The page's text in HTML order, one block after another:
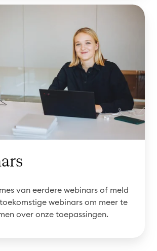
van eerdere webinars of meld
webinars om meer te
over onze toepassingen.